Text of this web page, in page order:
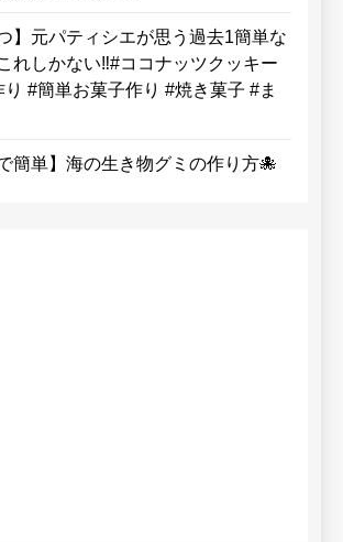
】元パティシエが思う過去1簡単な
れしかない‼︎#ココナッツクッキー
#簡単お菓子作り #焼き菓子 #ま
簡単】海の生き物グミの作り方🐙